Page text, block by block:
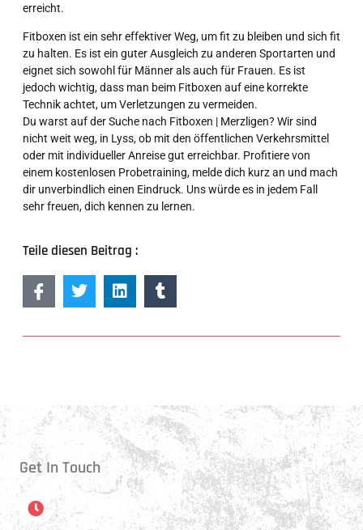
erreicht.
Fitboxen ist ein sehr effektiver Weg, um fit zu bleiben und sich fit
zu halten. Es ist ein guter Ausgleich zu anderen Sportarten und
eignet sich sowohl für Männer als auch für Frauen. Es ist
jedoch wichtig, dass man beim Fitboxen auf eine korrekte
Technik achtet, um Verletzungen zu vermeiden.
Du warst auf der Suche nach Fitboxen | Merzligen? Wir sind
nicht weit weg, in Lyss, ob mit den öffentlichen Verkehrsmittel
oder mit individueller Anreise gut erreichbar. Profitiere von
einem kostenlosen Probetraining, melde dich kurz an und mach
dir unverbindlich einen Eindruck. Uns würde es in jedem Fall
sehr freuen, dich kennen zu lernen.
Teile diesen Beitrag :
Get In Touch